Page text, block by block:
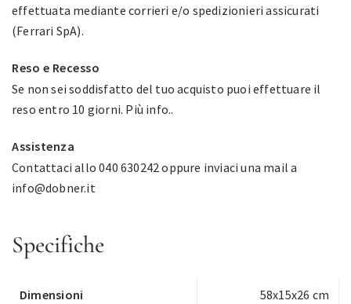
effettuata mediante corrieri e/o spedizionieri assicurati
(Ferrari SpA).
Reso e Recesso
Se non sei soddisfatto del tuo acquisto puoi effettuare il
reso entro 10 giorni. Più info..
Assistenza
Contattaci allo 040 630242 oppure inviaci una mail a
info@dobner.it
Specifiche
Dimensioni 58x15x26 cm